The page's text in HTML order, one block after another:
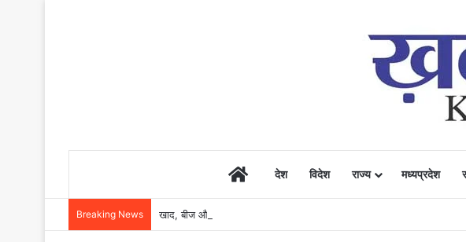
Homeदेश विदेश राज्य मध्यप्रदेश
Breaking News खाद, बीज और उर्वरकों की समय पर उपलब्धता से किसानों में उत्साह, नैनो डीएपी और